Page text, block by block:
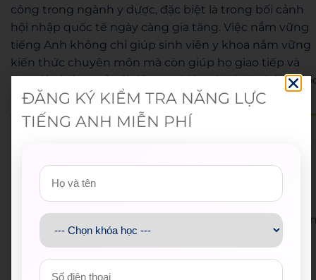
công trong ngành y dược, đặc biệt là trong bối cảnh
hội nhập quốc tế ngày càng gia tăng. Việc nắm vững
tiếng Anh không chỉ giúp sinh viên y khoa nắm vững
kiến thức chuyên môn mà còn giúp họ giao tiếp và
làm việc hiệu quả với đồng nghiệp và bệnh nhân
tế.
Thành Đoàn – Hội Sinh viên Việt Nam TP.HCM,
Trung tâm Hỗ trợ Học sinh, sinh viên TP.HCM
120 trườngĐại học – Cao đẳng trên toàn quốc và
UniMedia – đơn vị tổ chức Hoa hậu Hoàn vũ Việt
🟡 Email:support@weset.edu.vn
ĐĂNG KÝ KIỂM TRA NĂNG LỰC
TIẾNG ANH MIỄN PHÍ